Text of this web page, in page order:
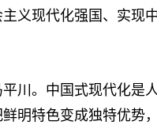
义现代化强国、实现
。中国式现代化是
明特色变成独特优势